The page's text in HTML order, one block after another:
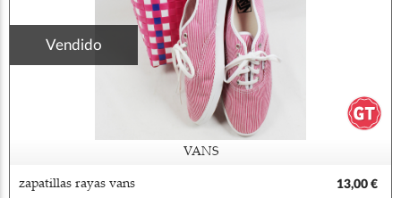
Vendido
VANS
zapatillas rayas vans
13,00 €